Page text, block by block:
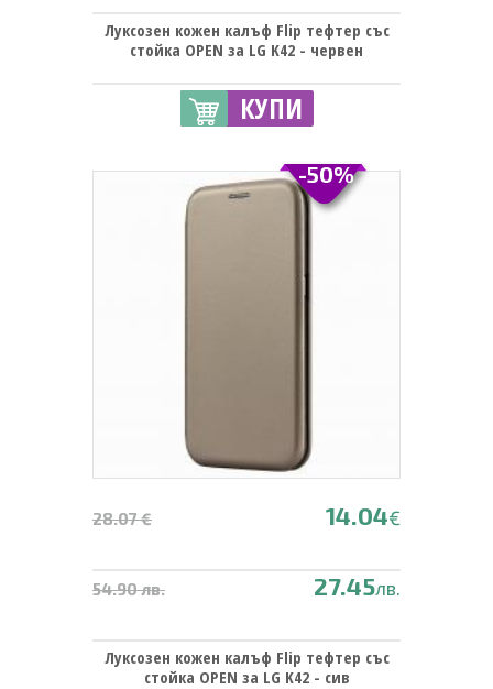
Луксозен кожен калъф Flip тефтер със
стойка OPEN за LG K42 - червен
КУПИ
28.07 € 14.04€
54.90 лв. 27.45лв.
Луксозен кожен калъф Flip тефтер със
стойка OPEN за LG K42 - сив
-50%